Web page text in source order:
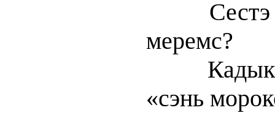
Сестэ
меремс?
Кадык
«сэнь